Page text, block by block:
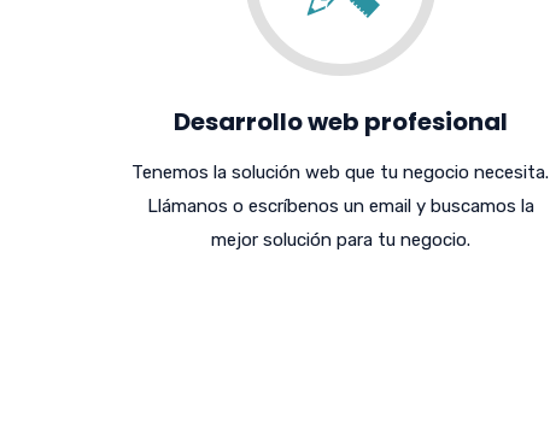
Desarrollo web profesional
Tenemos la solución web que tu negocio necesita.
Llámanos o escríbenos un email y buscamos la
mejor solución para tu negocio.